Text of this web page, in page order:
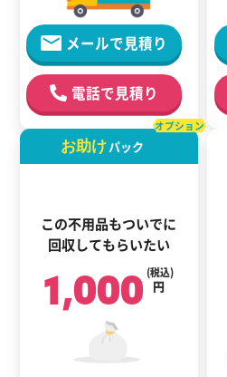
メールで見積り
電話で見積り
お助けパック
この不用品もついでに
回収してもらいたい
オプション
1,000 円
(税込)